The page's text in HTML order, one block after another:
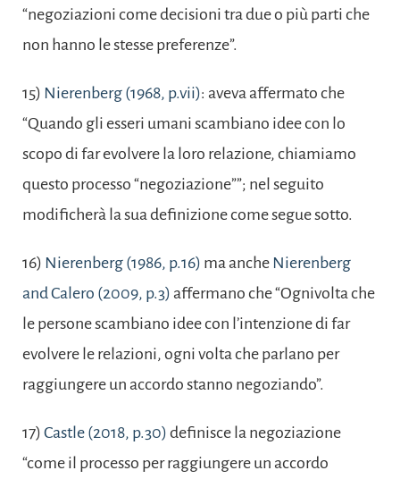
“negoziazioni come decisioni tra due o più parti che
non hanno le stesse preferenze”.
15) Nierenberg (1968, p.vii): aveva affermato che
“Quando gli esseri umani scambiano idee con lo
scopo di far evolvere la loro relazione, chiamiamo
questo processo “negoziazione””; nel seguito
modificherà la sua definizione come segue sotto.
16) Nierenberg (1986, p.16) ma anche Nierenberg
and Calero (2009, p.3) affermano che “Ognivolta che
le persone scambiano idee con l’intenzione di far
evolvere le relazioni, ogni volta che parlano per
raggiungere un accordo stanno negoziando”.
17) Castle (2018, p.30) definisce la negoziazione
“come il processo per raggiungere un accordo